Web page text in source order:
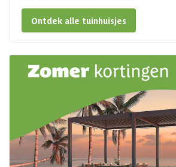
Ontdek alle tuinhuisjes